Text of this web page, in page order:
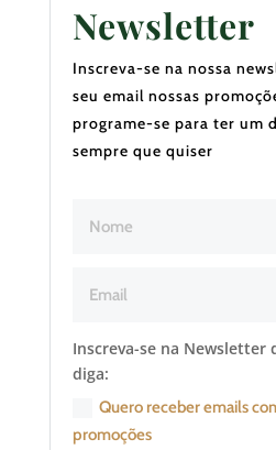
Newsletter
Inscreva-se na nossa
seu email nossas
programe-se para ter um
sempre que quiser
Inscreva-se na Newsletter
diga:
Quero receber emails
promoções